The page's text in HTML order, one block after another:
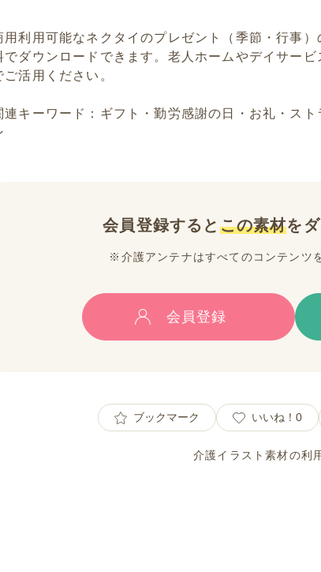
用利用可能なネクタイのプレゼント（季節・行事
でダウンロードできます。老人ホームやデイサー
ご活用ください。
連キーワード：ギフト・勤労感謝の日・お礼・ス
会員登録すると この素材を
※介護アンテナはすべてのコンテンツ
会員登録
ブックマーク いいね！ 0
介護イラスト素材の利